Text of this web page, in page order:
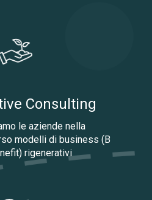
Consulting
le aziende nella
modelli di business (B
rigenerativi